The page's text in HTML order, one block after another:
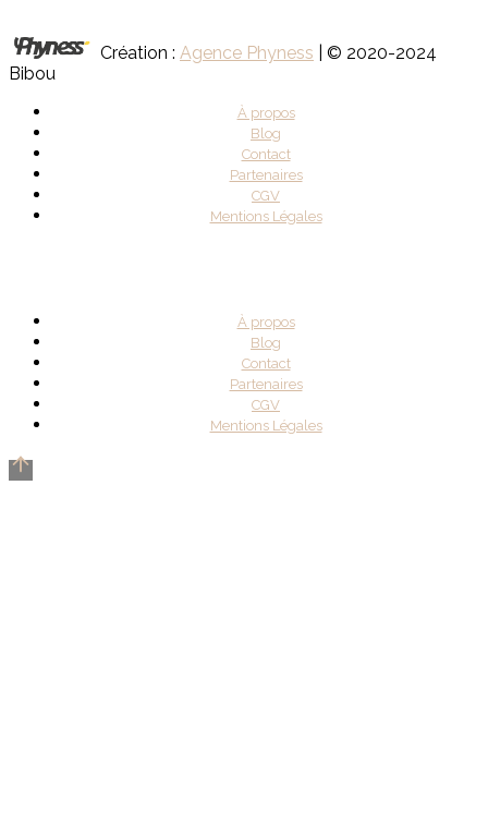
Création : Agence Phyness | © 2020-2024
Bibou
À propos
Blog
Contact
Partenaires
CGV
Mentions Légales
À propos
Blog
Contact
Partenaires
CGV
Mentions Légales